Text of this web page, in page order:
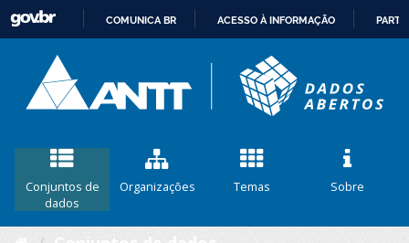
CONTEÚDO
COMUNICA BR ACESSO À INFORMAÇÃO
Conjuntos de
dados
Organizações Temas Sobre